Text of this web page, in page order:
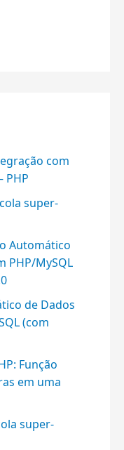
com
PHP
super-
Automático
PHP/MySQL
de Dados
(com
Função
em uma
super-